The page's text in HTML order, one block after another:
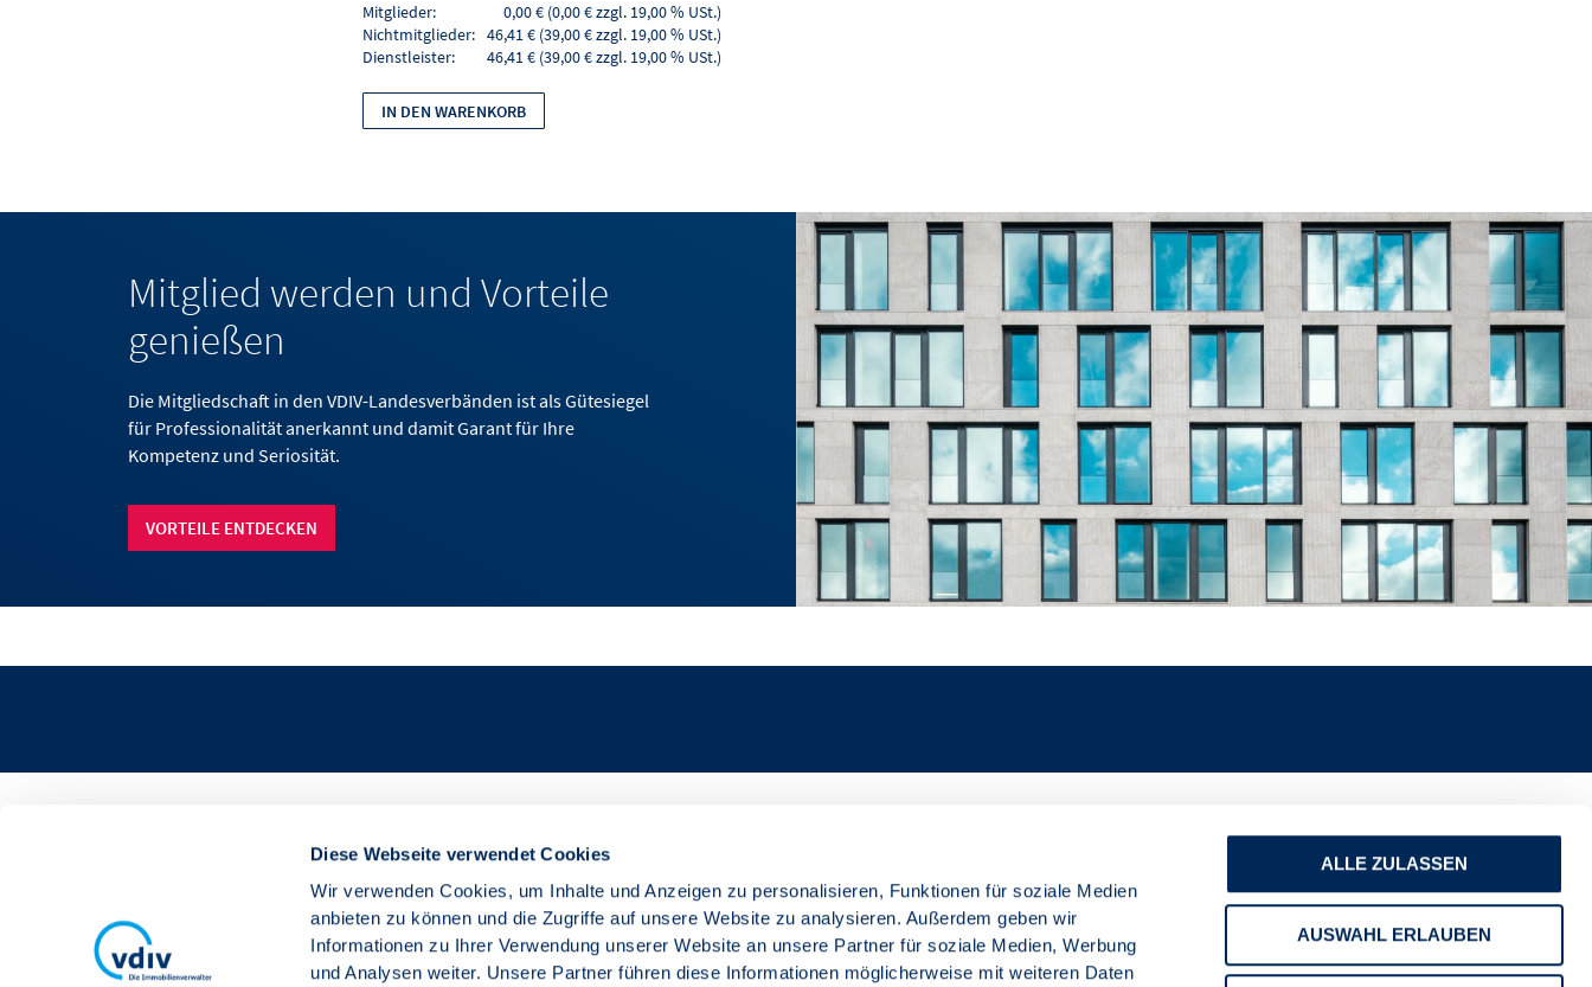
Diese Webseite verwendet Cookies
Wir verwenden Cookies, um Inhalte und Anzeigen zu personalisieren, Funktionen für soziale Medien
anbieten zu können und die Zugriffe auf unsere Website zu analysieren. Außerdem geben wir
Informationen zu Ihrer Verwendung unserer Website an unsere Partner für soziale Medien, Werbung
und Analysen weiter. Unsere Partner führen diese Informationen möglicherweise mit weiteren Daten
ALLE ZULASSEN
AUSWAHL ERLAUBEN
Mitglieder:
0,00 € (0,00 € zzgl. 19,00 % USt.)
Nichtmitglieder: 46,41 € (39,00 € zzgl. 19,00 % USt.)
Dienstleister:
46,41 € (39,00 € zzgl. 19,00 % USt.)
IN DEN WARENKORB
Mitglied werden und Vorteile
genießen
Die Mitgliedschaft in den VDIV-Landesverbänden ist als Gütesiegel
für Professionalität anerkannt und damit Garant für Ihre
Kompetenz und Seriosität.
VORTEILE ENTDECKEN
hanohiki©stock.adobe.com